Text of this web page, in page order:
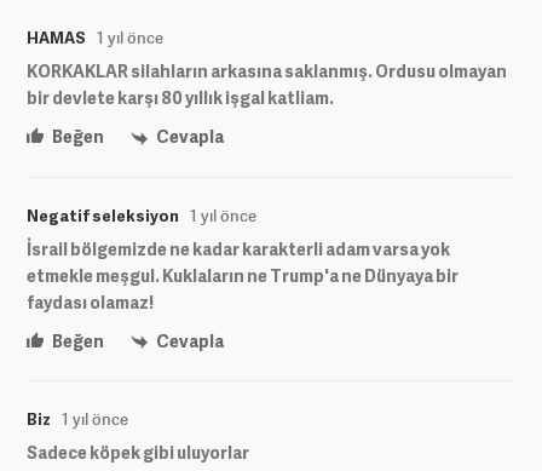
HAMAS 1 yıl önce
KORKAKLAR silahların arkasına saklanmış. Ordusu olmayan
bir devlete karşı 80 yıllık işgal katliam.
Beğen
Cevapla
Negatif seleksiyon 1 yıl önce
İsrail bölgemizde ne kadar karakterli adam varsa yok
etmekle meşgul. Kuklaların ne Trump'a ne Dünyaya bir
faydası olamaz!
Beğen
Cevapla
Biz 1 yıl önce
Sadece köpek gibi uluyorlar